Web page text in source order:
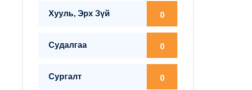
Хууль, Эрх Зүй 0
Судалгаа 0
Сургалт 0